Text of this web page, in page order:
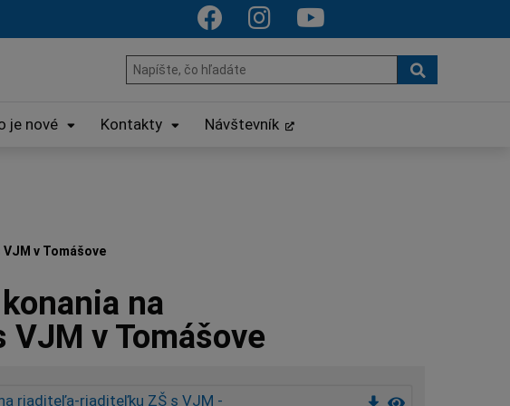
Hľadať:
je nové Kontakty Návštevník
v Tomášove
na
v Tomášove
riaditeľa-riaditeľku ZŠ s VJM -